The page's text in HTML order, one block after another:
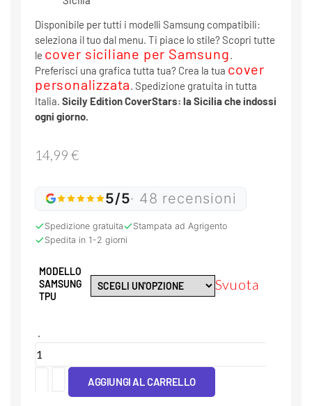
Disponibile per tutti i modelli Samsung compatibili:
seleziona il tuo dal menu. Ti piace lo stile? Scopri tutte
le cover siciliane per Samsung.
Preferisci una grafica tutta tua? Crea la tua cover
personalizzata. Spedizione gratuita in tutta
Italia. Sicily Edition CoverStars: la Sicilia che indossi
ogni giorno.
14,99 €
5/5· 48 recensioni
Spedizione gratuita
Stampata ad Agrigento
Spedita in 1-2 giorni
MODELLO
SAMSUNG
TPU
Svuota
Cover
AGGIUNGI AL CARRELLO